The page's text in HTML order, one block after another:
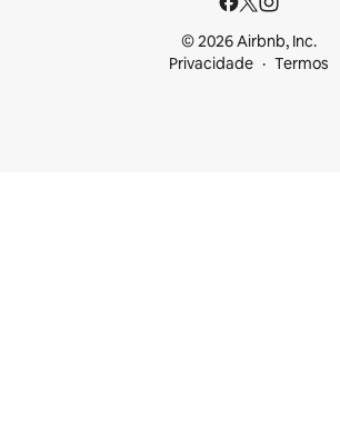
© 2026 Airbnb, Inc.
Privacidade
Termos